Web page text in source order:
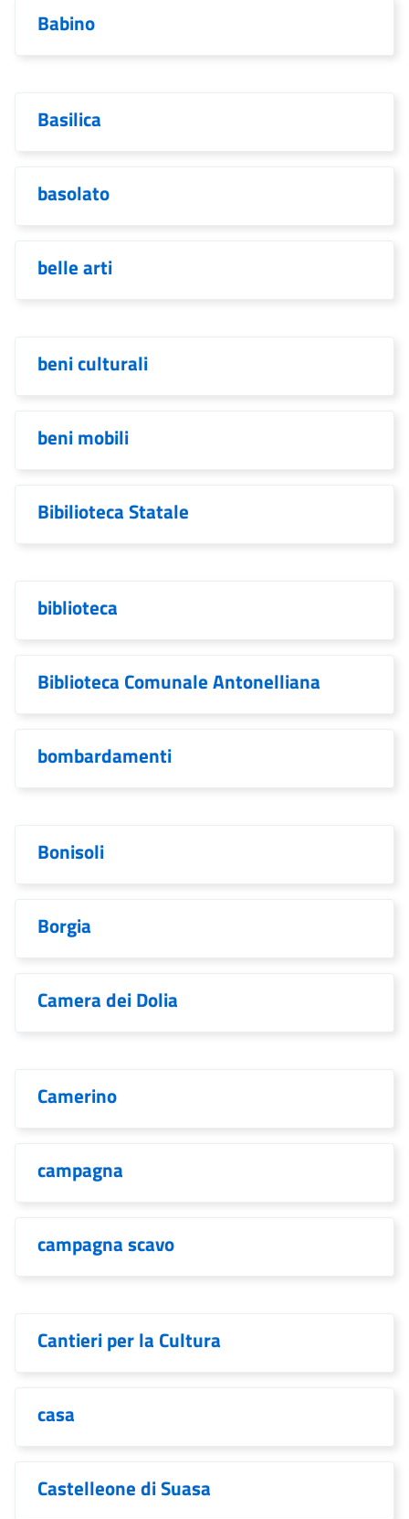
Babino
Basilica
basolato
belle arti
beni culturali
beni mobili
Bibilioteca Statale
biblioteca
Biblioteca Comunale Antonelliana
bombardamenti
Bonisoli
Borgia
Camera dei Dolia
Camerino
campagna
campagna scavo
Cantieri per la Cultura
casa
Castelleone di Suasa